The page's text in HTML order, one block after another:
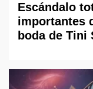
Escándalo
importantes
boda de Tini